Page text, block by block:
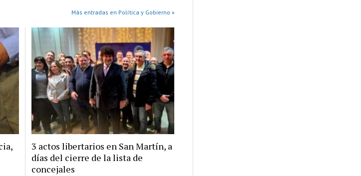
Más entradas en Política y Gobierno »
3 actos libertarios en San Martín, a
días del cierre de la lista de
concejales